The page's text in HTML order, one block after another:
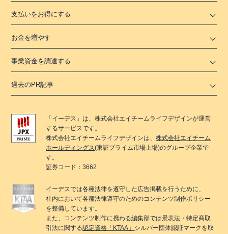
支払いをお得にする
お金を増やす
事業資金を調達する
過去のPR記事
「 イーデス 」は、株式会社エイチームライフデザインが運営
するサービスです。
株式会社エイチームライフデザインは、株式会社エイチーム
ホールディングス(東証プライム市場上場)のグループ企業で
す。
証券コード：3662
イーデスでは各種法律を遵守した広告掲載を行うために、
社内において各種法律遵守のためのコンテンツ制作ポリシー
を整備しています。
また、コンテンツ制作に携わる編集部では景表法・特定商取
引法に関する認定資格「KTAA」 シルバー団体認証マークを取